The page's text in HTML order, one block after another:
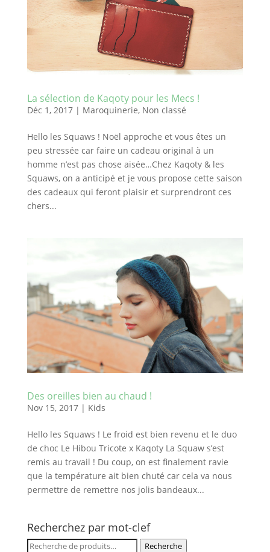
La sélection de Kaqoty pour les Mecs !
Déc 1, 2017| Maroquinerie, Non classé
Hello les Squaws ! Noël approche et vous êtes un
peu stressée car faire un cadeau original à un
homme n’est pas chose aisée…Chez Kaqoty & les
Squaws, on a anticipé et je vous propose cette saison
des cadeaux qui feront plaisir et surprendront ces
chers...
Des oreilles bien au chaud !
Nov 15, 2017| Kids
Hello les Squaws ! Le froid est bien revenu et le duo
de choc Le Hibou Tricote x Kaqoty La Squaw s’est
remis au travail ! Du coup, on est finalement ravie
que la température ait bien chuté car cela va nous
permettre de remettre nos jolis bandeaux...
Recherchez par mot-clef
Recherche
Recherche